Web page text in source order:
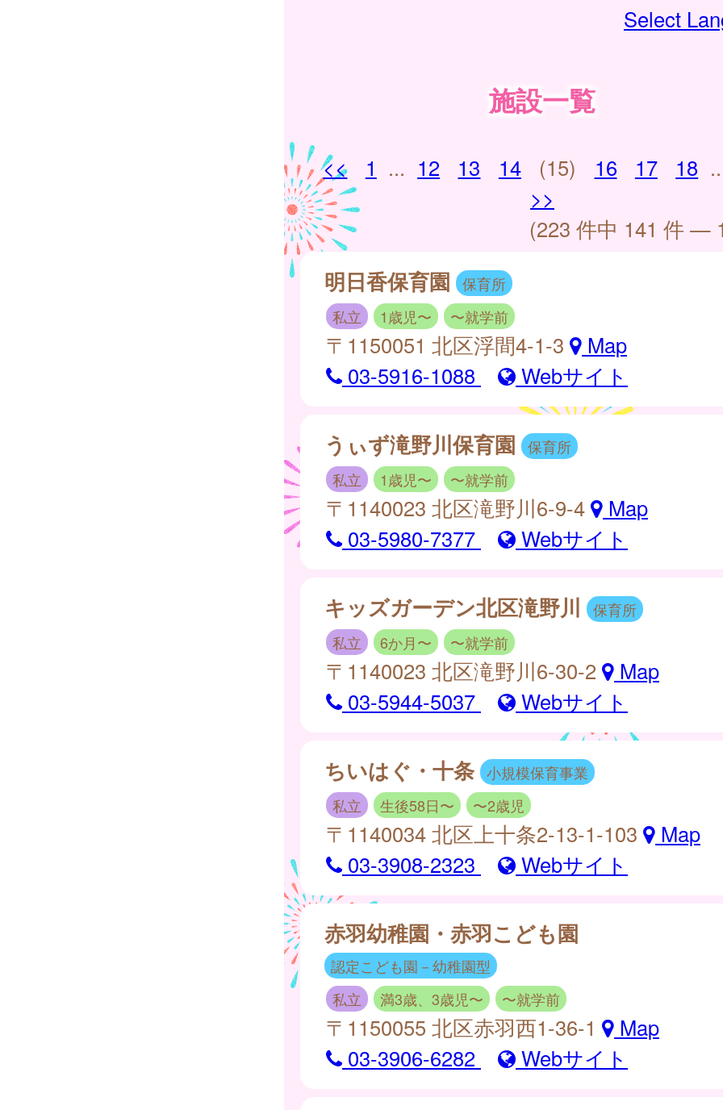
Select
施設一覧
<< 1 ... 12 13 14 (15) 16 17 18
>>
(223 件中 141 件 —
明日香保育園
保育所
私立
1歳児〜 〜就学前
〒1150051 北区浮間4-1-3
Map
03-5916-1088
Webサイト
うぃず滝野川保育園
保育所
私立
1歳児〜 〜就学前
〒1140023 北区滝野川6-9-4
Map
03-5980-7377
Webサイト
キッズガーデン北区滝野川
保育所
私立
6か月〜 〜就学前
〒1140023 北区滝野川6-30-2
Map
03-5944-5037
Webサイト
ちいはぐ・十条 小規模保育事業
私立
生後58日〜 〜2歳児
〒1140034 北区上十条2-13-1-103
Map
03-3908-2323
Webサイト
赤羽幼稚園・赤羽こども園
認定こども園－幼稚園型
私立
満3歳、3歳児〜 〜就学前
〒1150055 北区赤羽西1-36-1
Map
03-3906-6282
Webサイト